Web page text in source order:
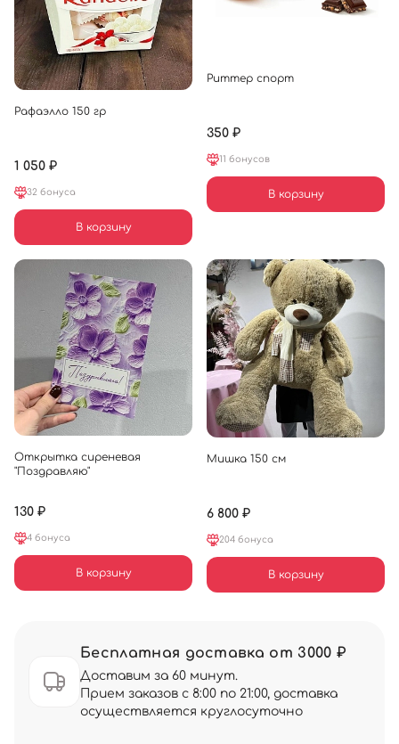
Рафаэлло 150 гр
1 050 ₽
32 бонуса
В корзину
Риттер спорт
350 ₽
11 бонусов
В корзину
Открытка сиреневая
"Поздравляю"
130 ₽
4 бонуса
В корзину
Мишка 150 см
6 800 ₽
204 бонуса
В корзину
Бесплатная доставка от 3000 ₽
Доставим за 60 минут.
Прием заказов с 8:00 по 21:00, доставка
осуществляется круглосуточно